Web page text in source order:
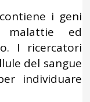
i geni
ed
I ricercatori
del sangue
individuare